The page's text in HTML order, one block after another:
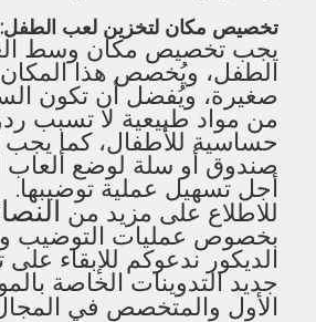
تخصيص مكان لتخزين لعب الطفل:
يجب تخصيص مكان وسط
الطفل، ويُخصص هذا
صغيرة، ويُفضل أن تكون
من مواد طبيعية لا تسبب
حساسية للأطفال، كما
صندوق أو سلة لوضع
أجل تسهيل عملية توضيبها.
للاطلاع على مزيد من
بخصوص عمليات التوضيب
الديكور ندعوكم للإبقاء
جديد التدوينات الخاصة
الأول والمتخصص في